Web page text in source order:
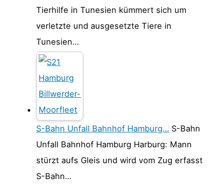
Tierhilfe in Tunesien kümmert sich um
verletzte und ausgesetzte Tiere in
Tunesien…
S-Bahn Unfall Bahnhof Hamburg… S-Bahn
Unfall Bahnhof Hamburg Harburg: Mann
stürzt aufs Gleis und wird vom Zug erfasst
S-Bahn…